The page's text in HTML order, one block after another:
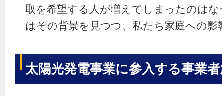
取を希望する人が増えてしまったのは
はその背景を見つつ、私たち家庭への
太陽光発電事業に参入する事業